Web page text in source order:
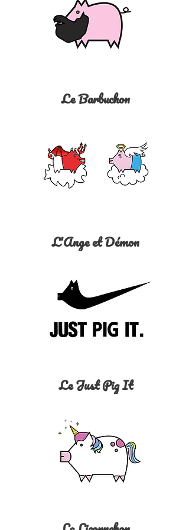
Le Barbuchon
L'Ange et Démon
Le Just Pig It